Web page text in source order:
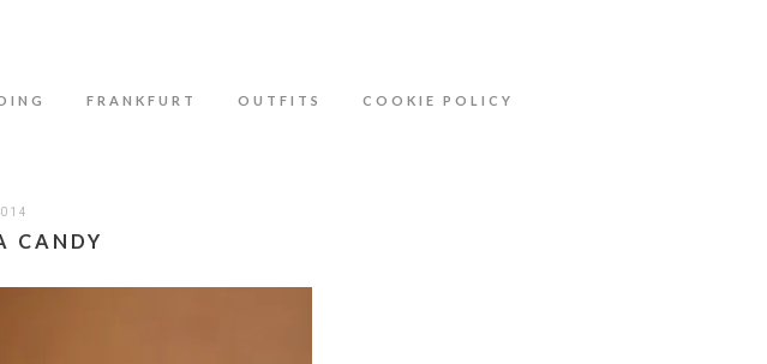
FRANKFURT OUTFITS COOKIE POLICY
CANDY